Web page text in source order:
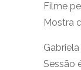
Filme
Mostra
Sessão